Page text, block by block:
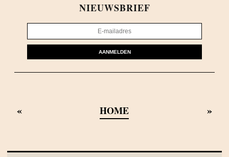
NIEUWSBRIEF
AANMELDEN
« HOME »